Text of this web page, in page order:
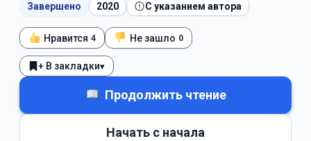
Завершено 2020 С указанием автора
Нравится 4 Не зашло 0
+ В закладки▾
Продолжить чтение
Начать с начала